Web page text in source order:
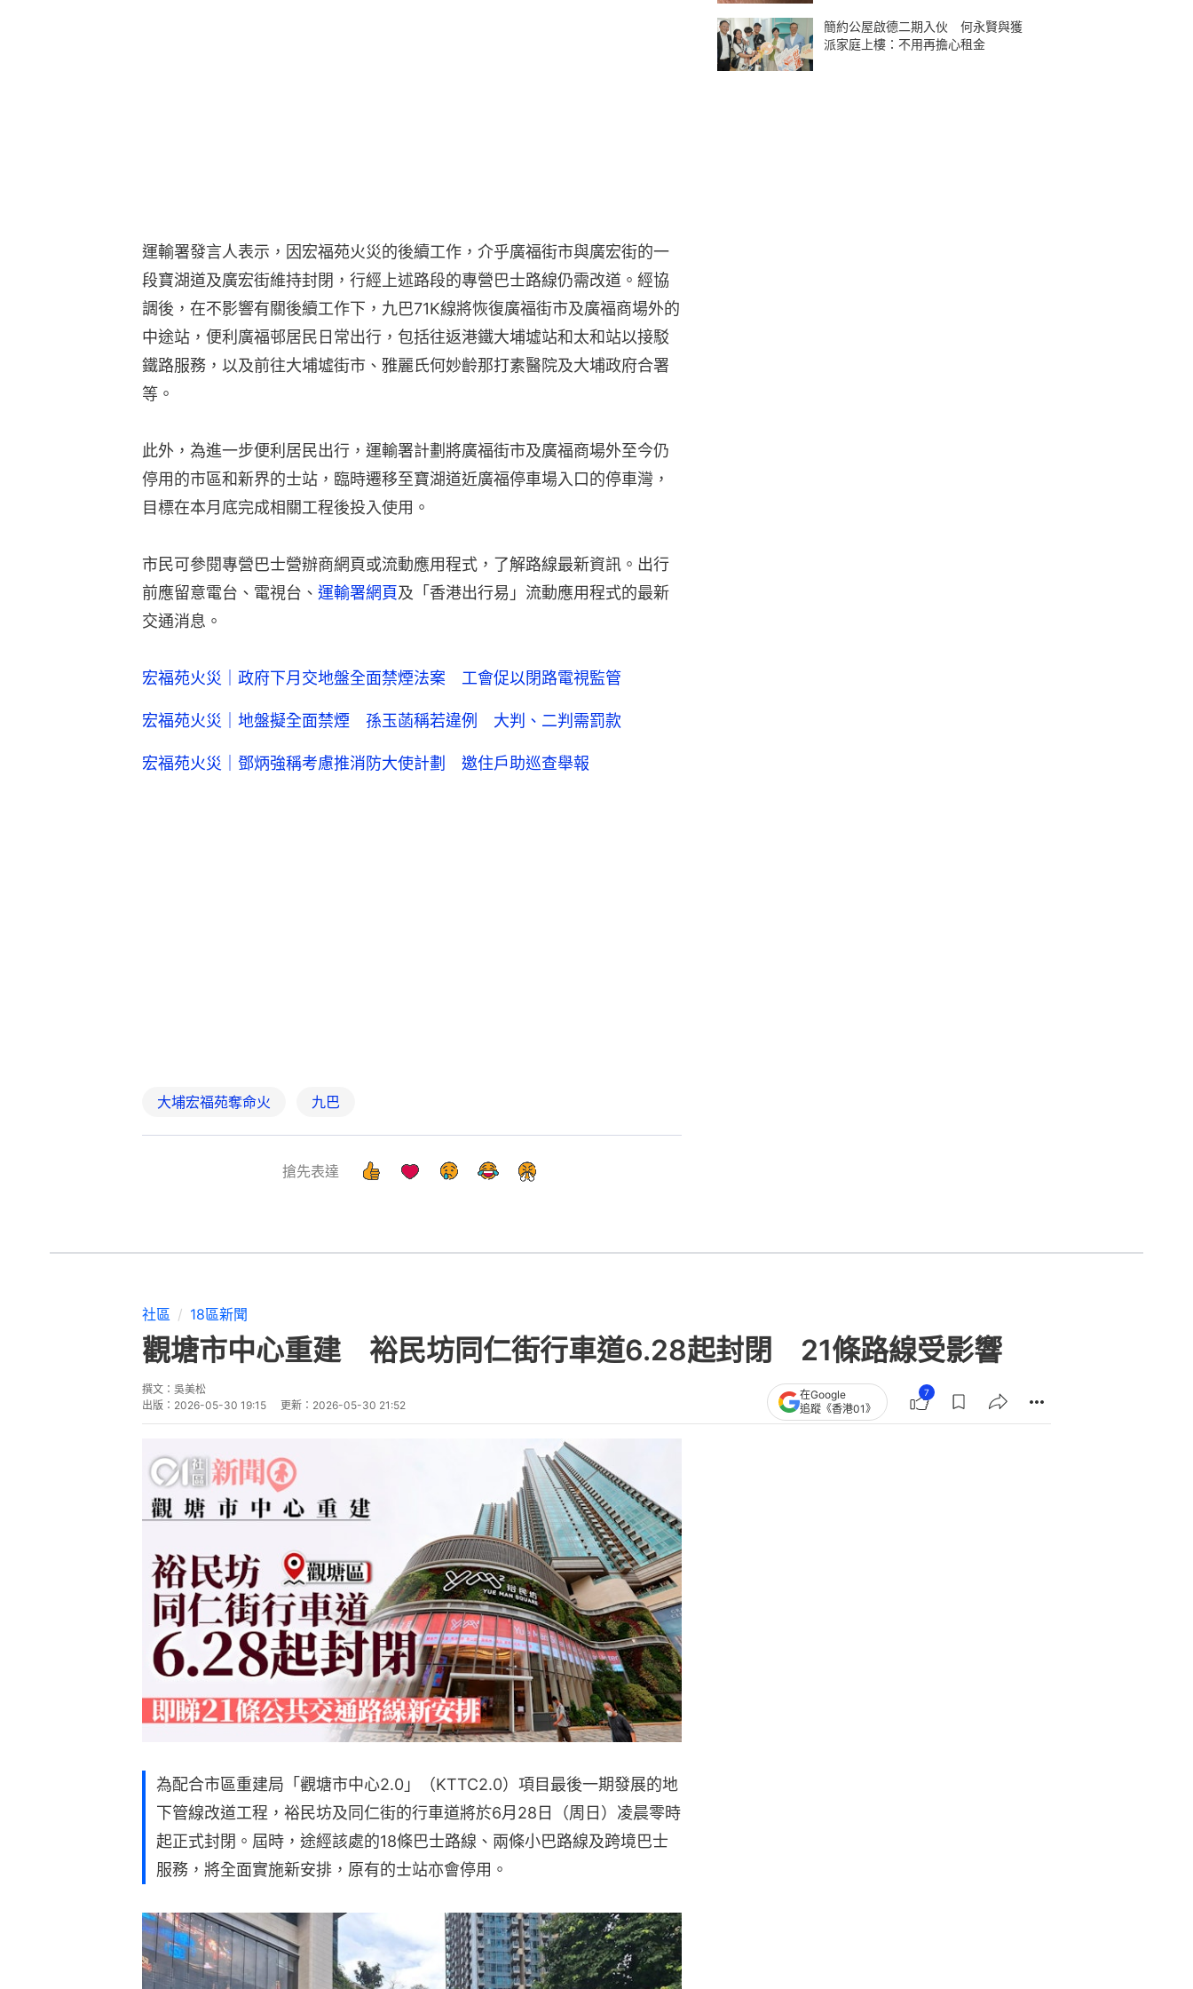
運輸署發言人表示，因宏福苑火災的後續工作，介乎廣福街市與廣宏街的一
段寶湖道及廣宏街維持封閉，行經上述路段的專營巴士路線仍需改道。經協
調後，在不影響有關後續工作下，九巴71K線將恢復廣福街市及廣福商場外的
中途站，便利廣福邨居民日常出行，包括往返港鐵大埔墟站和太和站以接駁
鐵路服務，以及前往大埔墟街市、雅麗氏何妙齡那打素醫院及大埔政府合署
等。
此外，為進一步便利居民出行，運輸署計劃將廣福街市及廣福商場外至今仍
停用的市區和新界的士站，臨時遷移至寶湖道近廣福停車場入口的停車灣，
目標在本月底完成相關工程後投入使用。
市民可參閱專營巴士營辦商網頁或流動應用程式，了解路線最新資訊。出行
前應留意電台、電視台、 運輸署網頁及「香港出行易」流動應用程式的最新
交通消息。
宏福苑火災｜政府下月交地盤全面禁煙法案 工會促以閉路電視監管
宏福苑火災｜地盤擬全面禁煙 孫玉菡稱若違例 大判、二判需罰款
宏福苑火災｜鄧炳強稱考慮推消防大使計劃 邀住戶助巡查舉報
大埔宏福苑奪命火 九巴
搶先表達
簡約公屋啟德二期入伙 何永賢與獲
派家庭上樓：不用再擔心租金
社區 18區新聞
觀塘市中心重建 裕民坊同仁街行車道6.28起封閉 21條路線受影響
撰文： 吳美松
出版： 2026-05-30 19:15 更新： 2026-05-30 21:52
在Google
追蹤《香港01》
7
為配合市區重建局「觀塘市中心2.0」（KTTC2.0）項目最後一期發展的地
下管線改道工程，裕民坊及同仁街的行車道將於6月28日（周日）凌晨零時
起正式封閉。屆時，途經該處的18條巴士路線、兩條小巴路線及跨境巴士
服務，將全面實施新安排，原有的士站亦會停用。